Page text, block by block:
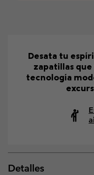
Desata tu
zapatillas
tecnología
Detalles